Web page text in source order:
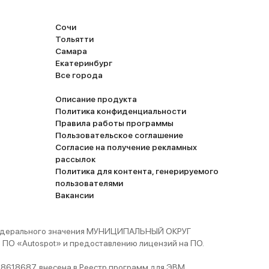
Сочи
Тольятти
Самара
Екатеринбург
Все города
Описание продукта
Политика конфиденциальности
Правила работы программы
Пользовательское соглашение
Согласие на получение рекламных
рассылок
Политика для контента, генерируемого
пользователями
Вакансии
значения МУНИЦИПАЛЬНЫЙ ОКРУГ
«Autospot» и предоставлению лицензий на ПО.